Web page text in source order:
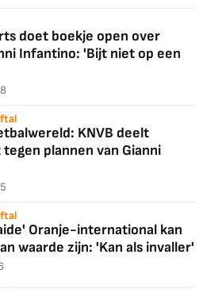
doet boekje open over
Infantino: 'Bijt niet op een
KNVB deelt
plannen van Gianni
Oranje-international kan
waarde zijn: 'Kan als invaller'